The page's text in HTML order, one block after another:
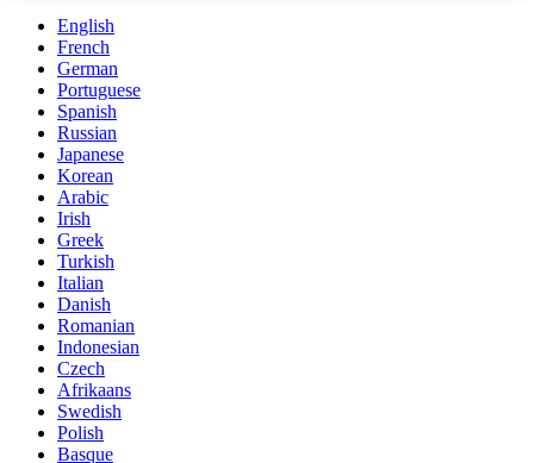
English
French
German
Portuguese
Spanish
Russian
Japanese
Korean
Arabic
Irish
Greek
Turkish
Italian
Danish
Romanian
Indonesian
Czech
Afrikaans
Swedish
Polish
Basque